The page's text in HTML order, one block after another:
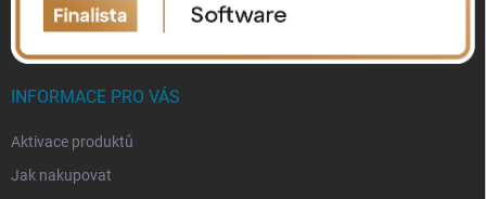
INFORMACE PRO VÁS
Aktivace produktů
Jak nakupovat